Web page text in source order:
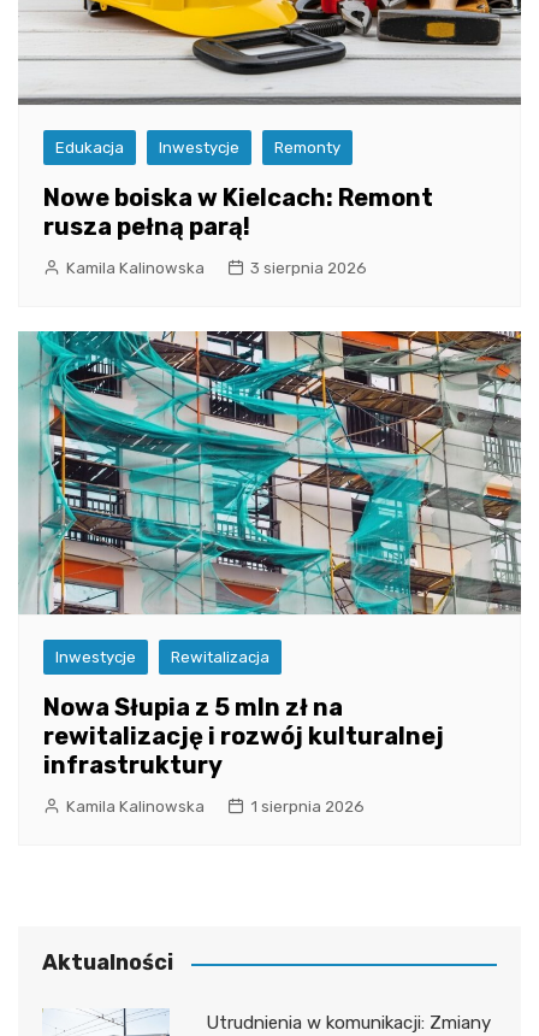
Edukacja Inwestycje Remonty
Nowe boiska w Kielcach: Remont
rusza pełną parą!
Kamila Kalinowska 3 sierpnia 2026
Inwestycje Rewitalizacja
Nowa Słupia z 5 mln zł na
rewitalizację i rozwój kulturalnej
infrastruktury
Kamila Kalinowska 1 sierpnia 2026
Aktualności
Utrudnienia w komunikacji: Zmiany